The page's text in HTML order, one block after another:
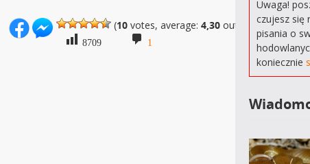
(10votes, average: 4,30out of 5)
8709 1
Uwaga!
czujesz się
pisania o
koniecznie